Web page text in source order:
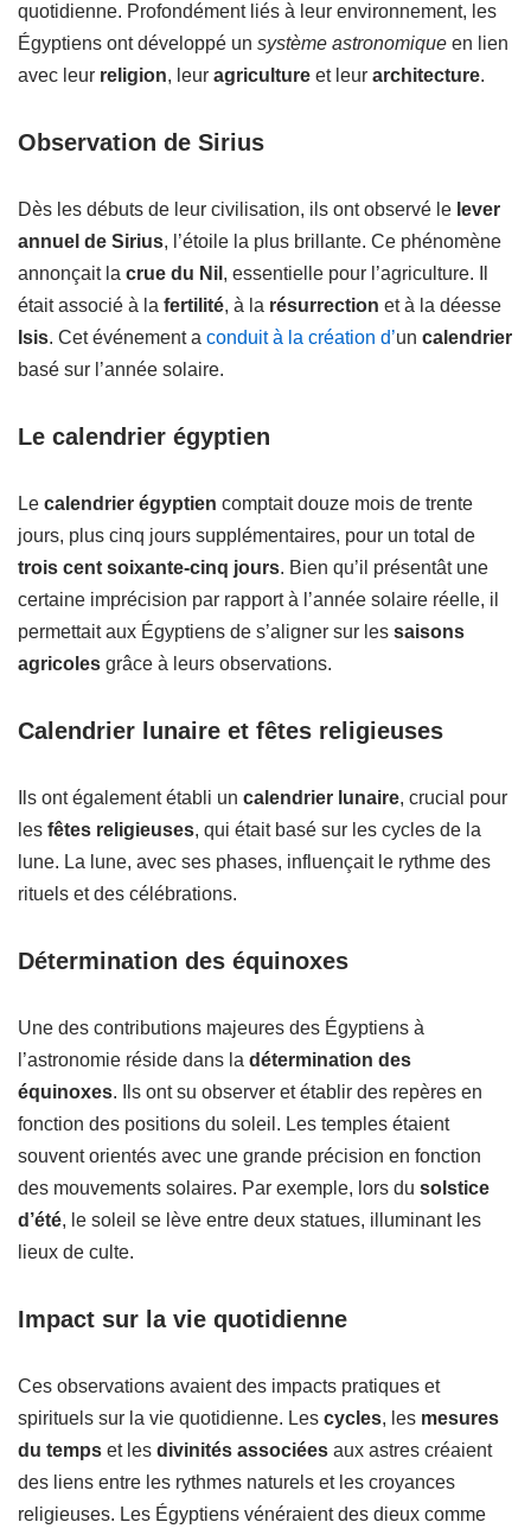
quotidienne. Profondément liés à leur environnement, les
Égyptiens ont développé un système astronomique en lien
avec leur religion, leur agriculture et leur architecture.
Observation de Sirius
Dès les débuts de leur civilisation, ils ont observé le lever
annuel de Sirius, l’étoile la plus brillante. Ce phénomène
annonçait la crue du Nil , essentielle pour l’agriculture. Il
était associé à la fertilité, à la résurrection et à la déesse
Isis. Cet événement a conduit à la création d’un calendrier
basé sur l’année solaire.
Le calendrier égyptien
Le calendrier égyptien comptait douze mois de trente
jours, plus cinq jours supplémentaires, pour un total de
trois cent soixante-cinq jours. Bien qu’il présentât une
certaine imprécision par rapport à l’année solaire réelle, il
permettait aux Égyptiens de s’aligner sur les saisons
agricoles grâce à leurs observations.
Calendrier lunaire et fêtes religieuses
Ils ont également établi un calendrier lunaire, crucial pour
les fêtes religieuses, qui était basé sur les cycles de la
lune. La lune, avec ses phases, influençait le rythme des
rituels et des célébrations.
Détermination des équinoxes
Une des contributions majeures des Égyptiens à
l’astronomie réside dans la détermination des
équinoxes. Ils ont su observer et établir des repères en
fonction des positions du soleil. Les temples étaient
souvent orientés avec une grande précision en fonction
des mouvements solaires. Par exemple, lors du solstice
d’été, le soleil se lève entre deux statues, illuminant les
lieux de culte.
Impact sur la vie quotidienne
Ces observations avaient des impacts pratiques et
spirituels sur la vie quotidienne. Les cycles, les mesures
du temps et les divinités associées aux astres créaient
des liens entre les rythmes naturels et les croyances
religieuses. Les Égyptiens vénéraient des dieux comme